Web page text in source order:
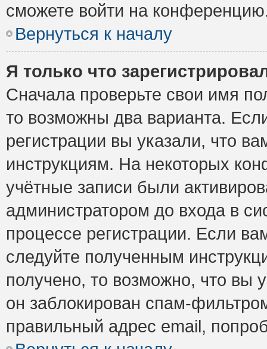
сможете войти на
Вернуться к началу
Я только что
Сначала проверьте свои имя
то возможны два варианта.
регистрации вы указали, что
инструкциям. На некоторых
учётные записи были
администратором до входа в
процессе регистрации. Если
следуйте полученным
получено, то возможно, что вы
он заблокирован спам-
правильный адрес email,